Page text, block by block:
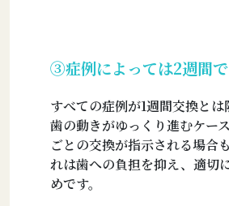
③症例によっては2週間
すべての症例が1週間交換とは
歯の動きがゆっくり進むケー
ごとの交換が指示される場合
れは歯への負担を抑え、適切
めです。